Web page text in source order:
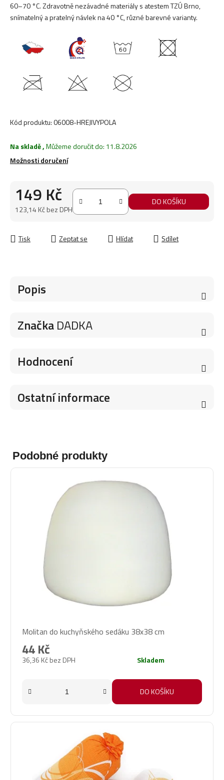
60–70 °C. Zdravotně nezávadné materiály s atestem TZÚ Brno,
snímatelný a pratelný návlek na 40 °C, různé barevné varianty.
Kód produktu:06008-HREJIVYPOLA
Na skladě,Můžeme doručit do: 11.8.2026
Možnosti doručení
149 Kč
123,14 Kč bez DPH
DO KOŠÍKU
Tisk Zeptat se Hlídat Sdílet
Popis
ZnačkaDADKA
Hodnocení
Ostatní informace
Podobné produkty
Molitan do kuchyňského sedáku 38x38 cm
36,36 Kč bez DPH
44 Kč
Skladem
DO KOŠÍKU